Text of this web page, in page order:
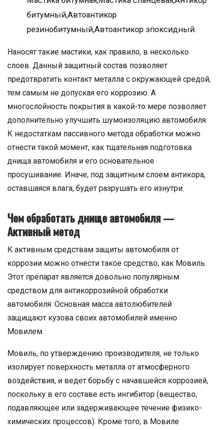
битумный,Автоантикор
резинобитумный,Автоантикор эпоксидный.
Наносят такие мастики, как правило, в несколько
слоев. Данный защитный состав позволяет
предотвратить контакт металла с окружающей средой,
тем самым не допуская его коррозию. А
многослойность покрытия в какой-то мере позволяет
дополнительно улучшить шумоизоляцию автомобиля.
К недостаткам пассивного метода обработки можно
отнести такой момент, как тщательная подготовка
днища автомобиля и его основательное
просушивание. Иначе, под защитным слоем антикора,
оставшаяся влага, будет разрушать его изнутри.
Чем обработать днище автомобиля —
Активный метод
К активным средствам защиты автомобиля от
коррозии можно отнести такое средство, как Мовиль.
Этот препарат является довольно популярным
средством для антикоррозийной обработки
автомобиля. Основная масса автолюбителей
защищают кузова своих автомобилей именно
Мовилем.
Мовиль, по утверждению производителя, не только
изолирует поверхность металла от атмосферного
воздействия, и ведет борьбу с начавшейся коррозией,
поскольку в его составе есть ингибитор (вещество,
подавляющее или задерживающее течение физико-
химических процессов). Кроме того, в Мовиле